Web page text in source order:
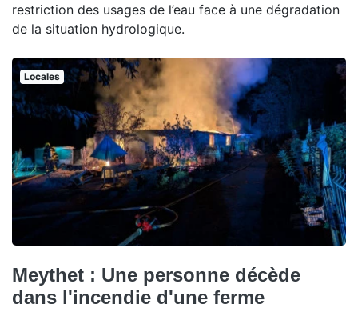
restriction des usages de l’eau face à une dégradation
de la situation hydrologique.
Locales
Meythet : Une personne décède
dans l'incendie d'une ferme